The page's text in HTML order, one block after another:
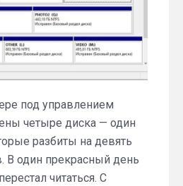
под управлением
четыре диска — один
разбиты на девять
В один прекрасный день
читаться. С